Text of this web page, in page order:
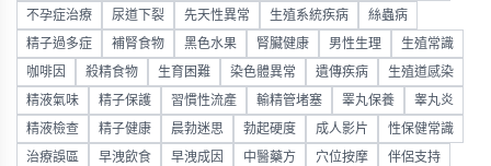
不孕症治療 尿道下裂 先天性異常 生殖系統疾病 絲蟲病
精子過多症 補腎食物 黑色水果 腎臟健康 男性生理 生殖常識
咖啡因 殺精食物 生育困難 染色體異常 遺傳疾病 生殖道感染
精液氣味 精子保護 習慣性流產 輸精管堵塞 睪丸保養 睾丸炎
精液檢查 精子健康 晨勃迷思 勃起硬度 成人影片 性保健常識
治療誤區 早洩飲食 早洩成因 中醫藥方 穴位按摩 伴侶支持